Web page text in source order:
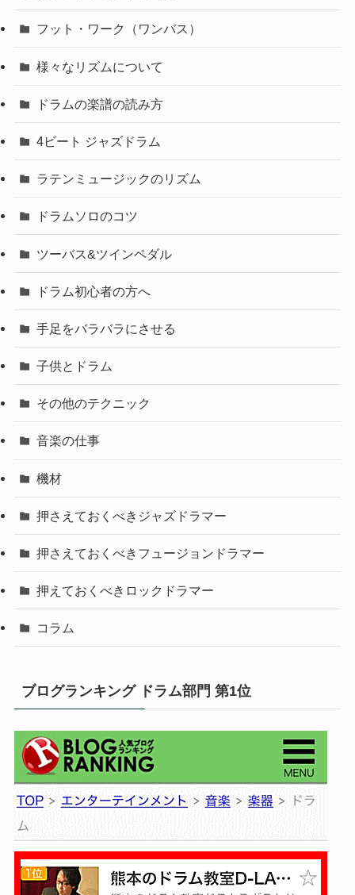
フット・ワーク（ワンバス）
様々なリズムについて
ドラムの楽譜の読み方
4ビート ジャズドラム
ラテンミュージックのリズム
ドラムソロのコツ
ツーバス&ツインペダル
ドラム初心者の方へ
手足をバラバラにさせる
子供とドラム
その他のテクニック
音楽の仕事
機材
押さえておくべきジャズドラマー
押さえておくべきフュージョンドラマー
押えておくべきロックドラマー
コラム
ブログランキング ドラム部門 第1位